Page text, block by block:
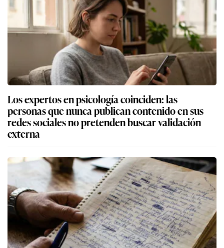
Los expertos en psicología coinciden: las
personas que nunca publican contenido en sus
redes sociales no pretenden buscar validación
externa